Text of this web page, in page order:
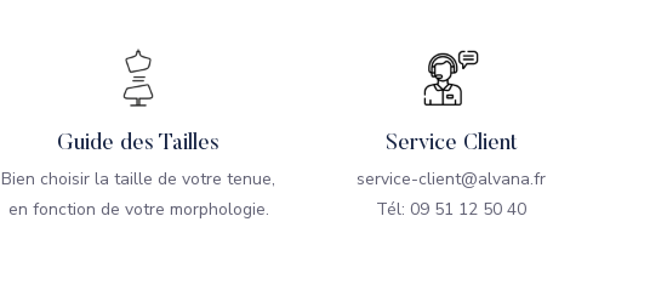
Guide des Tailles
Bien choisir la taille de votre tenue,
en fonction de votre morphologie.
Service Client
service-client@alvana.fr
Tél: 09 51 12 50 40